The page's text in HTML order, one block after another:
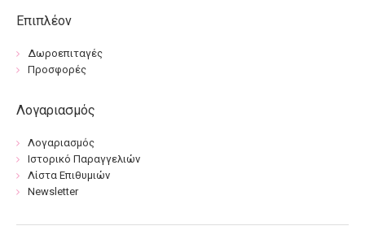
Επιπλέον
Δωροεπιταγές
Προσφορές
Λογαριασμός
Λογαριασμός
Ιστορικό Παραγγελιών
Λίστα Επιθυμιών
Newsletter